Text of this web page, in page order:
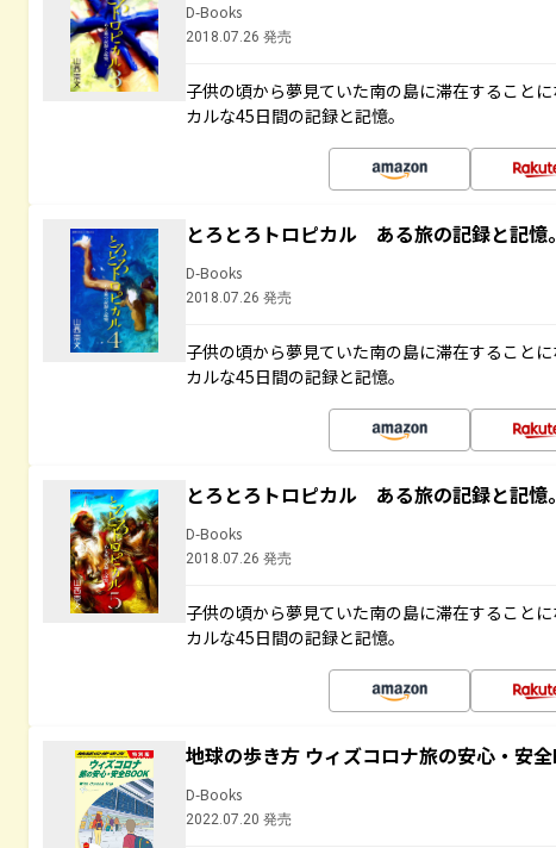
D-Books
2018.07.26 発売
子供の頃から夢見ていた南の島に滞在すること
カルな45日間の記録と記憶。
とろとろトロピカル ある旅の記録と記
D-Books
2018.07.26 発売
子供の頃から夢見ていた南の島に滞在すること
カルな45日間の記録と記憶。
とろとろトロピカル ある旅の記録と記
D-Books
2018.07.26 発売
子供の頃から夢見ていた南の島に滞在すること
カルな45日間の記録と記憶。
地球の歩き方 ウィズコロナ旅の安心・安
D-Books
2022.07.20 発売